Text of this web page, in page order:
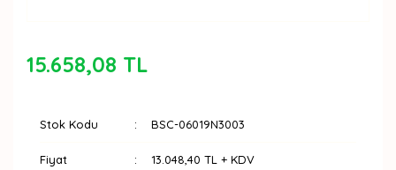
15.658,08 TL
Stok Kodu BSC-06019N3003
Fiyat 13.048,40 TL + KDV